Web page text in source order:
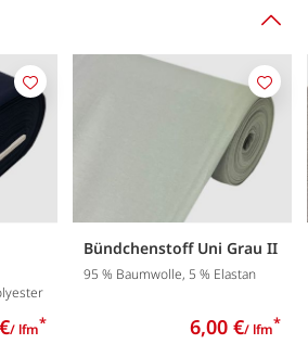
/ lfm*
Merken
Bündchenstoff Uni Grau II
95 % Baumwolle, 5 % Elastan
6,00 €/ lfm*